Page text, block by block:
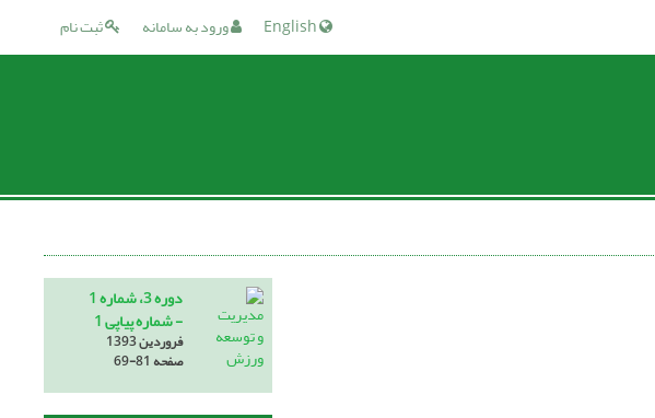
ثبت نام ورود به سامانه
دوره 3، شماره 1
- شماره پیاپی 1
فروردین 1393
صفحه69-81